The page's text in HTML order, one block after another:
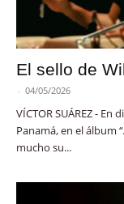
El sello de
- 04/05/2026
VÍCTOR SUÁREZ -
Panamá, en el álbum
mucho su...